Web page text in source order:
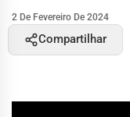
2 De Fevereiro De 2024
Compartilhar